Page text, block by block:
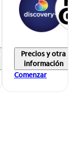
Precios y otra
información
Comenzar